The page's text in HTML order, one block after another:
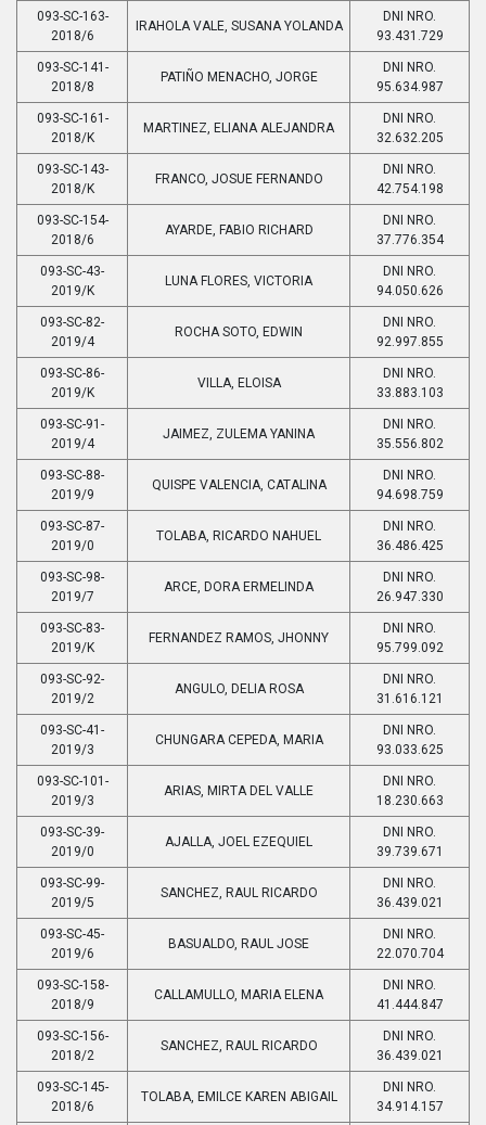
093-SC-163-
2018/6
IRAHOLA VALE, SUSANA YOLANDA
DNI NRO.
93.431.729
093-SC-141-
2018/8
PATIÑO MENACHO, JORGE
DNI NRO.
95.634.987
093-SC-161-
2018/K
MARTINEZ, ELIANA ALEJANDRA
DNI NRO.
32.632.205
093-SC-143-
2018/K
FRANCO, JOSUE FERNANDO
DNI NRO.
42.754.198
093-SC-154-
2018/6
AYARDE, FABIO RICHARD
DNI NRO.
37.776.354
093-SC-43-
2019/K
LUNA FLORES, VICTORIA
DNI NRO.
94.050.626
093-SC-82-
2019/4
ROCHA SOTO, EDWIN
DNI NRO.
92.997.855
093-SC-86-
2019/K
VILLA, ELOISA
DNI NRO.
33.883.103
093-SC-91-
2019/4
JAIMEZ, ZULEMA YANINA
DNI NRO.
35.556.802
093-SC-88-
2019/9
QUISPE VALENCIA, CATALINA
DNI NRO.
94.698.759
093-SC-87-
2019/0
TOLABA, RICARDO NAHUEL
DNI NRO.
36.486.425
093-SC-98-
2019/7
ARCE, DORA ERMELINDA
DNI NRO.
26.947.330
093-SC-83-
2019/K
FERNANDEZ RAMOS, JHONNY
DNI NRO.
95.799.092
093-SC-92-
2019/2
ANGULO, DELIA ROSA
DNI NRO.
31.616.121
093-SC-41-
2019/3
CHUNGARA CEPEDA, MARIA
DNI NRO.
93.033.625
093-SC-101-
2019/3
ARIAS, MIRTA DEL VALLE
DNI NRO.
18.230.663
093-SC-39-
2019/0
AJALLA, JOEL EZEQUIEL
DNI NRO.
39.739.671
093-SC-99-
2019/5
SANCHEZ, RAUL RICARDO
DNI NRO.
36.439.021
093-SC-45-
2019/6
BASUALDO, RAUL JOSE
DNI NRO.
22.070.704
093-SC-158-
2018/9
CALLAMULLO, MARIA ELENA
DNI NRO.
41.444.847
093-SC-156-
2018/2
SANCHEZ, RAUL RICARDO
DNI NRO.
36.439.021
093-SC-145-
2018/6
TOLABA, EMILCE KAREN ABIGAIL
DNI NRO.
34.914.157